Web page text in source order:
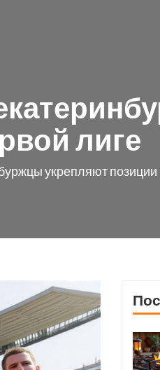
лиге
укрепляют